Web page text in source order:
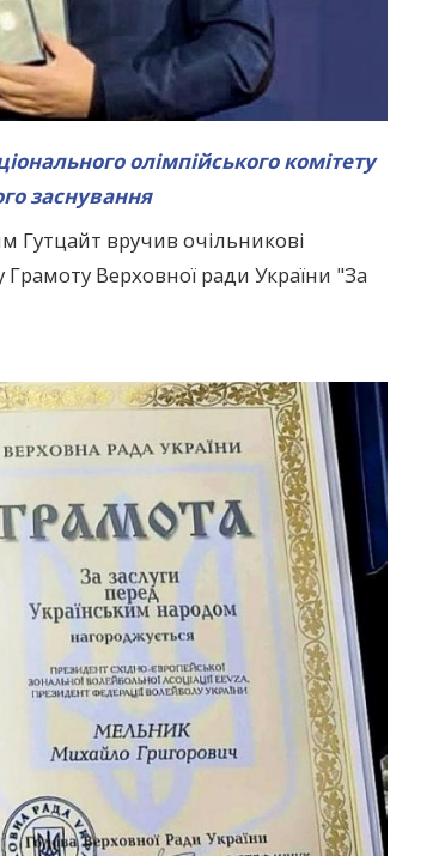
олімпійського комітету
заснування
Гутцайт вручив очільникові
Верховної ради України "За